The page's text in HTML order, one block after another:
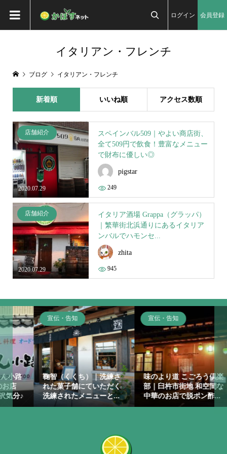
ログイン 会員登録
イタリアン・フレンチ
ブログ イタリアン・フレンチ
新着順 いいね順 アクセス数順
2020.07.29
店舗紹介
スペインバル509｜やよい商店街、
全て509円で飲食！豊富なメニュー
で財布に優しい◎
pigstar
249
2020.07.29
店舗紹介
イタリア酒場 Grappa（グラッパ）
｜繁華街北浜通りにあるイタリア
ンバルでハモンセ...
zhita
945
宣伝・告知
鞠智（くくち）｜洗練さ
れた菓子舗にていただく
洗練されたメニューと...
宣伝・告知
味のより道 こごろう倶楽
部｜臼杵市街地 和空間な
中華のお店で脱ポン酢...